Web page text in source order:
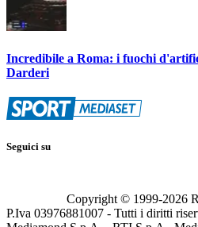
Incredibile a Roma: i fuochi
Darderi
Seguici su
Copyright © 1999-2026
P.Iva 03976881007 - Tutti i diritti